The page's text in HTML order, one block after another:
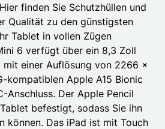
finden Sie Schutzhüllen und
Qualität zu den günstigsten
Tablet in vollen Zügen
6 verfügt über ein 8,3 Zoll
mit einer Auflösung von 2266 x
kompatiblen Apple A15 Bionic
Anschluss. Der Apple Pencil
befestigt, sodass Sie ihn
können. Das iPad ist mit Touch